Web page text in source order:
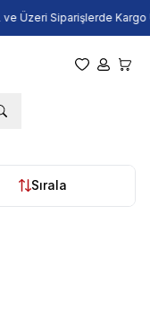
ve Üzeri Siparişlerde Kargo
Favorilerim
Hesabım
Sırala